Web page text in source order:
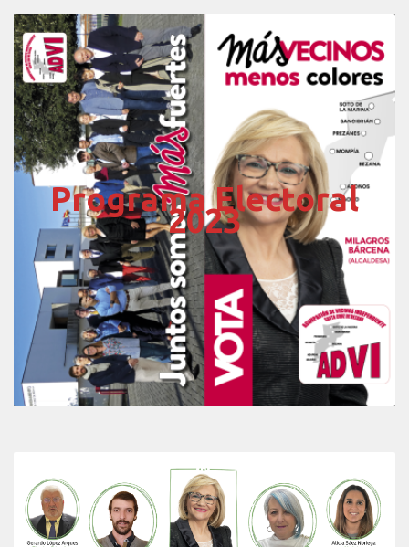
Programa Electoral
2023